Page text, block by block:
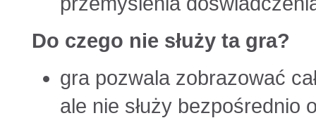
Do czego nie służy ta gra?
gra pozwala zobrazować
ale nie służy bezpośrednio